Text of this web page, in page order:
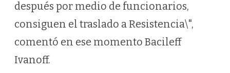
después por medio de funcionarios,
consiguen el traslado a Resistencia\",
comentó en ese momento Bacileff
Ivanoff.